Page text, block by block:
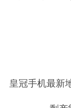
皇冠手机最新